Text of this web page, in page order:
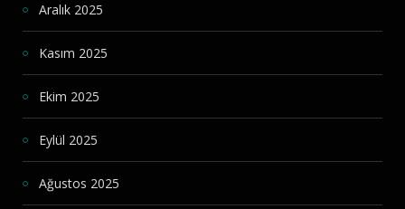
Aralık 2025
Kasım 2025
Ekim 2025
Eylül 2025
Ağustos 2025